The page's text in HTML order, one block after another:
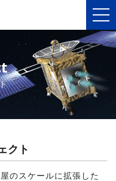
クト
のスケールに拡張した